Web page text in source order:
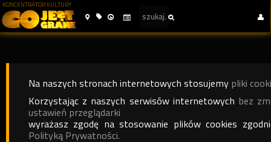
KONCENTRATOR KULTURY
Na naszych stronach internetowych stosujemy pliki
Korzystając z naszych serwisów internetowych bez
ustawień przeglądarki
wyrażasz zgodę na stosowanie plików cookies
Polityką Prywatności.